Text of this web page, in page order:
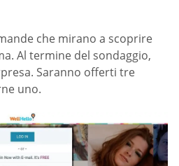
che mirano a scoprire
Al termine del sondaggio,
Saranno offerti tre
uno.